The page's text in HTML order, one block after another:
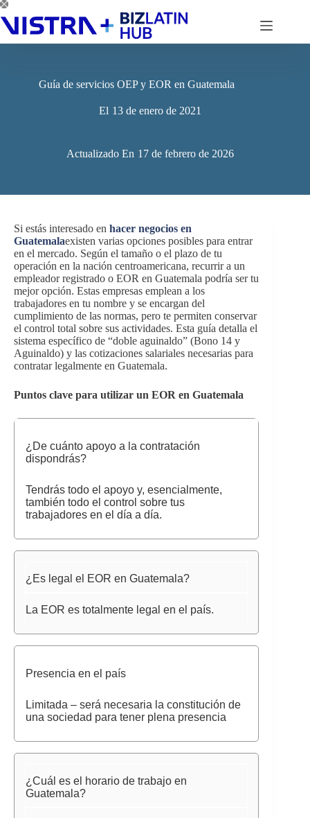
Saltar
al
contenido
Guía de servicios OEP y EOR en Guatemala
El 13 de enero de 2021
Actualizado En 17 de febrero de 2026
Si estás interesado en hacer negocios en
Guatemalaexisten varias opciones posibles para entrar
en el mercado. Según el tamaño o el plazo de tu
operación en la nación centroamericana, recurrir a un
empleador registrado o EOR en Guatemala podría ser tu
mejor opción. Estas empresas emplean a los
trabajadores en tu nombre y se encargan del
cumplimiento de las normas, pero te permiten conservar
el control total sobre sus actividades. Esta guía detalla el
sistema específico de “doble aguinaldo” (Bono 14 y
Aguinaldo) y las cotizaciones salariales necesarias para
contratar legalmente en Guatemala.
Puntos clave para utilizar un EOR en Guatemala
¿De cuánto apoyo a la contratación
dispondrás?
Tendrás todo el apoyo y, esencialmente,
también todo el control sobre tus
trabajadores en el día a día.
¿Es legal el EOR en Guatemala?
La EOR es totalmente legal en el país.
Presencia en el país
Limitada – será necesaria la constitución de
una sociedad para tener plena presencia
¿Cuál es el horario de trabajo en
Guatemala?